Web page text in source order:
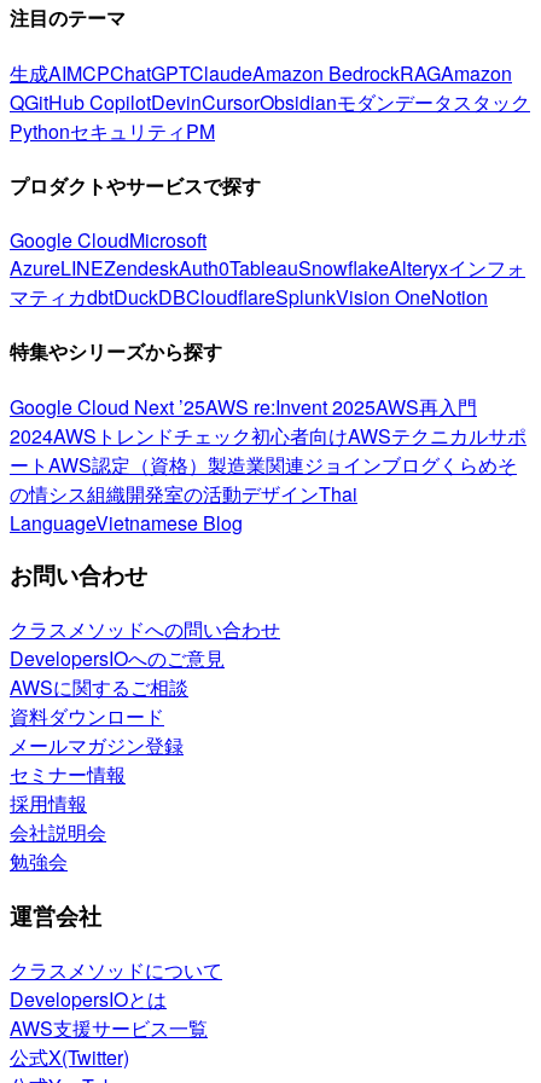
注目のテーマ
生成AIMCPChatGPTClaudeAmazon BedrockRAGAmazon
QGitHub CopilotDevinCursorObsidianモダンデータスタック
PythonセキュリティPM
プロダクトやサービスで探す
Google CloudMicrosoft
AzureLINEZendeskAuth0TableauSnowflakeAlteryxインフォ
マティカdbtDuckDBCloudflareSplunkVision OneNotion
特集やシリーズから探す
Google Cloud Next ’25AWS re:Invent 2025AWS再入門
2024AWSトレンドチェック初心者向けAWSテクニカルサポ
ートAWS認定（資格） 製造業関連ジョインブログくらめそ
の情シス組織開発室の活動デザインThai
LanguageVietnamese Blog
お問い合わせ
クラスメソッドへの問い合わせ
DevelopersIOへのご意見
AWSに関するご相談
資料ダウンロード
メールマガジン登録
セミナー情報
採用情報
会社説明会
勉強会
運営会社
クラスメソッドについて
DevelopersIOとは
AWS支援サービス一覧
公式X(Twitter)